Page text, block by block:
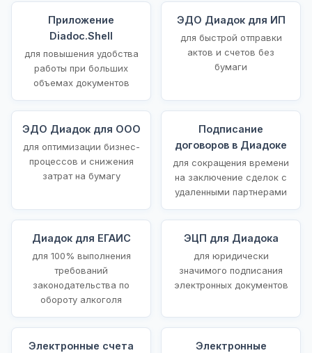
Приложение
Diadoc.Shell
для повышения удобства
работы при больших
объемах документов
ЭДО Диадок для ИП
для быстрой отправки
актов и счетов без
бумаги
ЭДО Диадок для ООО
для оптимизации бизнес-
процессов и снижения
затрат на бумагу
Подписание
договоров в Диадоке
для сокращения времени
на заключение сделок с
удаленными партнерами
Диадок для ЕГАИС
для 100% выполнения
требований
законодательства по
обороту алкоголя
ЭЦП для Диадока
для юридически
значимого подписания
электронных документов
Электронные счета
Электронные